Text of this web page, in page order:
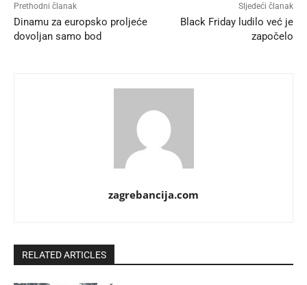
Prethodni članak
Dinamu za europsko proljeće
dovoljan samo bod
Sljedeći članak
Black Friday ludilo već je
započelo
zagrebancija.com
RELATED ARTICLES